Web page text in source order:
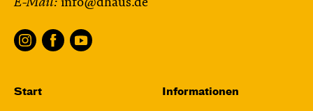
und Anne-Kathrin Behl
Choreografie: Barbara Fuchs
Central 2
E-Mail: info@dhaus.de
Start Informationen